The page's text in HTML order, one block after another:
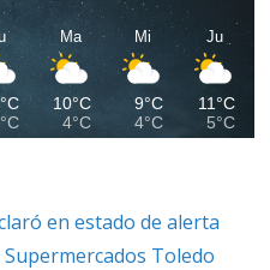
Ma
10°C
4°C
Mi
9°C
4°C
Ju
11°C
5°C
en estado de alerta
Toledo